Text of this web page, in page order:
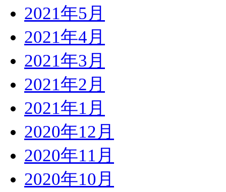
2021年5月
2021年4月
2021年3月
2021年2月
2021年1月
2020年12月
2020年11月
2020年10月